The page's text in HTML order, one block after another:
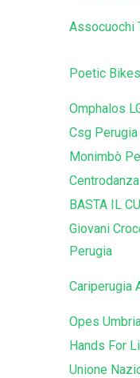
Assocuochi
Poetic Bikes
Omphalos
Csg Perugia
Monimbò
BASTA IL
Giovani
Perugia
Cariperugia
Opes
Hands For
Unione